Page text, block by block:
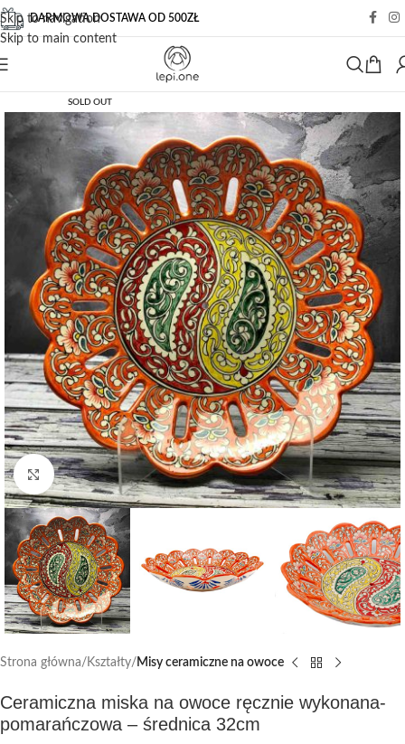
Skip to navigation
Skip to main content
DARMOWA DOSTAWA OD 500ZŁ
SOLD OUT
Click to enlarge
Strona główna Kształty Misy ceramiczne na owoce
Ceramiczna miska na owoce ręcznie wykonana-
pomarańczowa – średnica 32cm